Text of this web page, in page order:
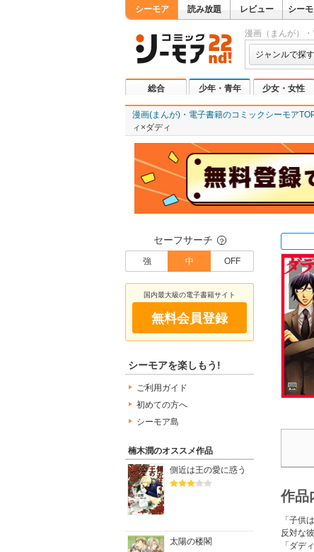
シーモア 読み放題 レビュー シー
漫画（まんが）
ジャンルで探す
総合 少年・青年 少女・女性
漫画(まんが)・電子書籍のコミックシーモア
ィ×ダディ
セーフサーチ ？
強 中 OFF
国内最大級の電子書籍サイト
無料会員登録
シーモアを楽しもう!
ご利用ガイド
初めての方へ
シーモア島
楠木潤のオススメ作品
側近は王の愛に惑う
太陽の楼閣
作品
「子供
反対な
「ダデ